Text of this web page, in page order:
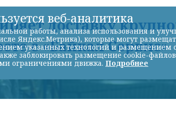
доставку
с «Байкал Сервис»
веб-аналитика
работы, анализа использования и
Яндекс.Метрика), которые могут
указанных технологий и размещением
заблокировать размещение cookie-
ограничениями движка. Подробнее